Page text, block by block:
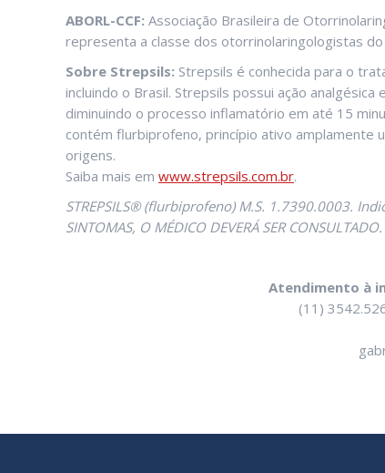
ABORL-CCF: Associação Brasileira de
representa a classe dos otorrinolaringologistas do
Sobre Strepsils: Strepsils é conhecida para o
incluindo o Brasil. Strepsils possui ação
diminuindo o processo inflamatório em até 15
contém flurbiprofeno, princípio ativo
origens.
Saiba mais em www.strepsils.com.br.
STREPSILS® (flurbiprofeno) M.S. 1.7390.0003.
SINTOMAS, O MÉDICO DEVERÁ SER
Atendimento à
(11)